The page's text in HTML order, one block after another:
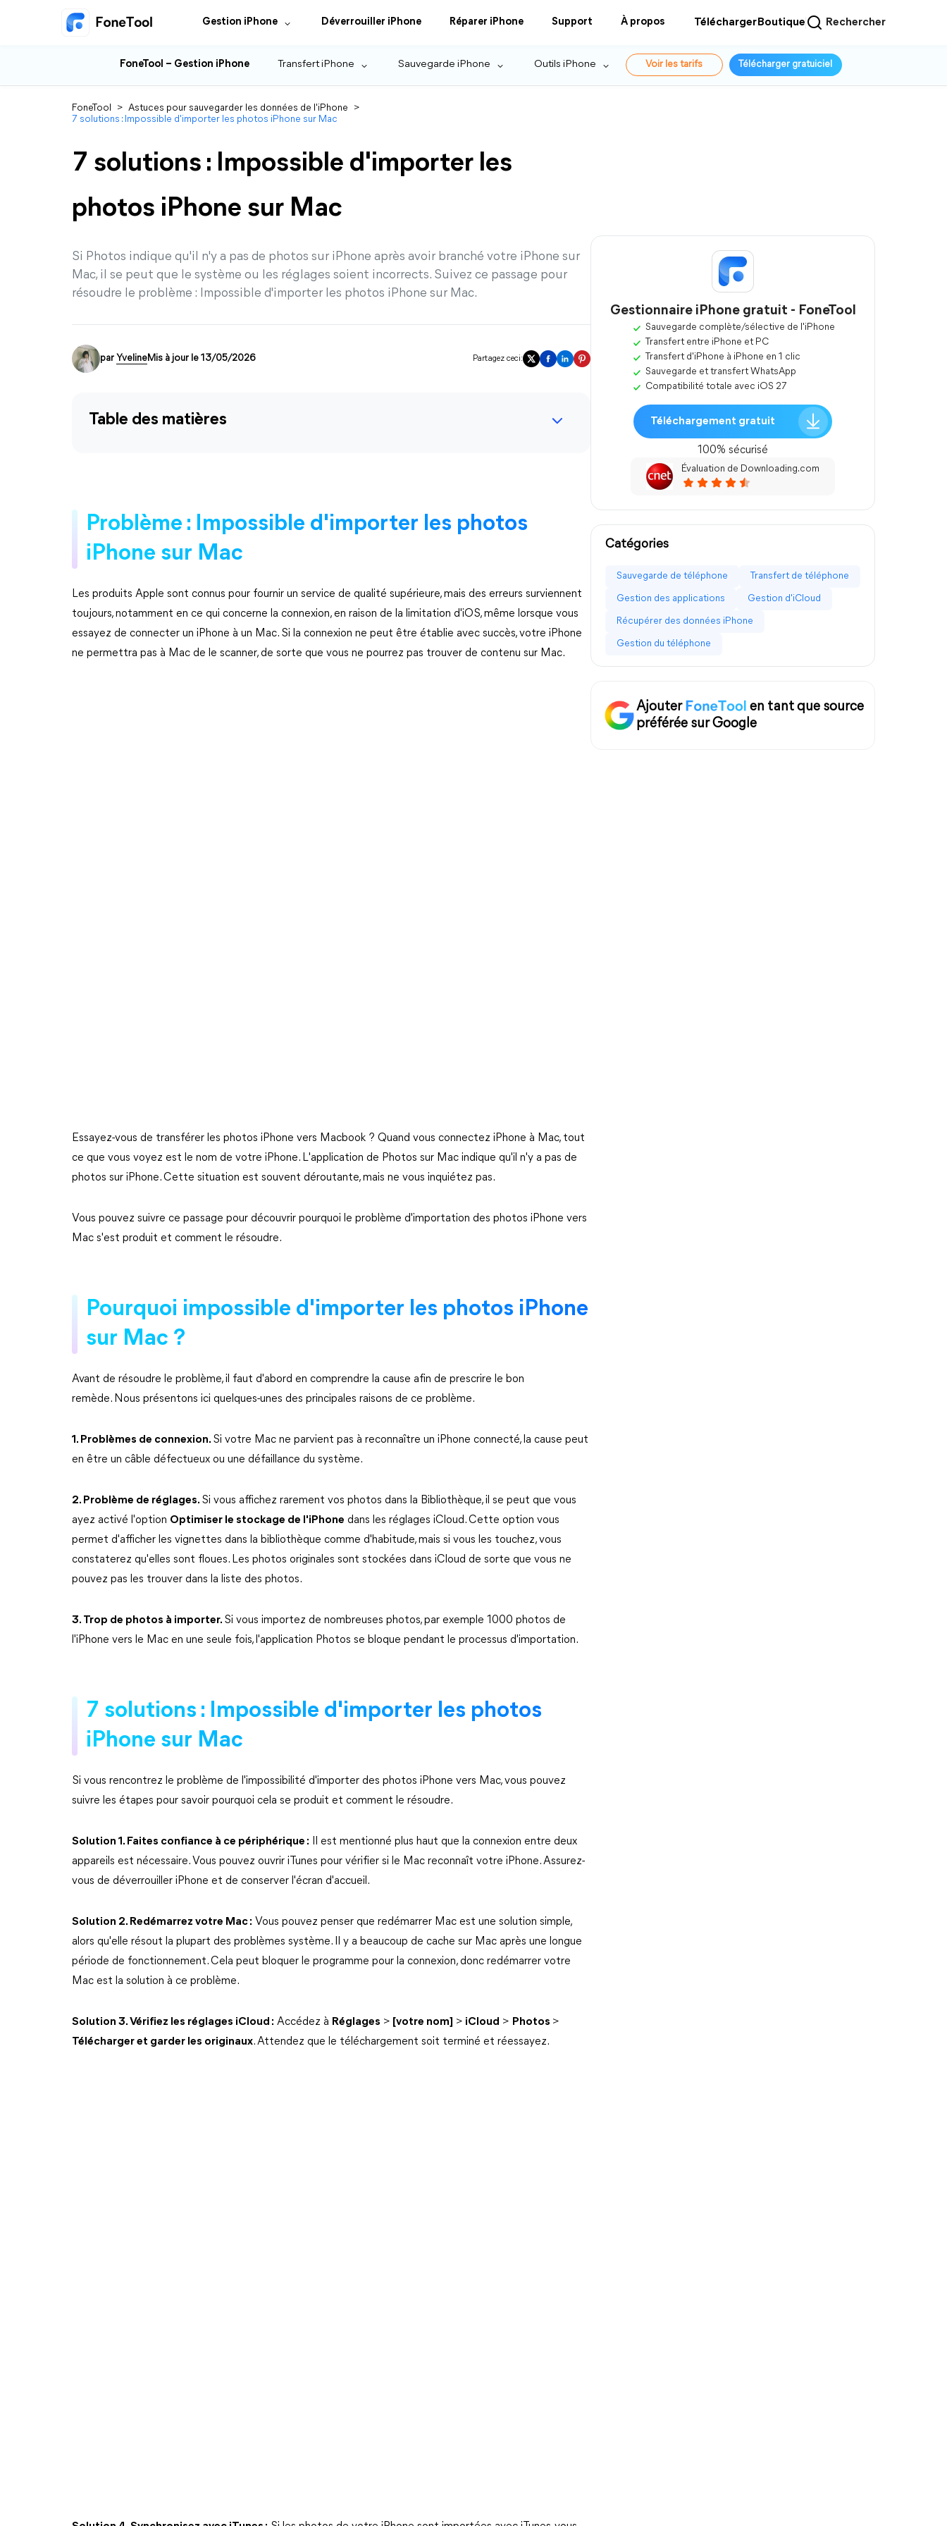
Gestion iPhone Déverrouiller iPhone Réparer iPhone Support À propos Télécharger Boutique Rechercher
FoneTool – Gestion iPhone Transfert iPhone Sauvegarde iPhone Outils iPhone Voir les tarifs Télécharger gratuiciel
FoneTool > Astuces pour sauvegarder les données de l'iPhone
>
7 solutions : Impossible d'importer les photos iPhone sur Mac
7 solutions : Impossible d'importer les
photos iPhone sur Mac
Si Photos indique qu'il n'y a pas de photos sur iPhone après avoir branché votre iPhone sur
Mac, il se peut que le système ou les réglages soient incorrects. Suivez ce passage pour
résoudre le problème : Impossible d'importer les photos iPhone sur Mac.
par YvelineMis à jour le 13/05/2026 Partagez ceci:
Table des matières
Problème : Impossible d'importer les photos
iPhone sur Mac
Les produits Apple sont connus pour fournir un service de qualité supérieure, mais des erreurs surviennent
toujours, notamment en ce qui concerne la connexion, en raison de la limitation d'iOS, même lorsque vous
essayez de connecter un iPhone à un Mac. Si la connexion ne peut être établie avec succès, votre iPhone
ne permettra pas à Mac de le scanner, de sorte que vous ne pourrez pas trouver de contenu sur Mac.
Essayez-vous de transférer les photos iPhone vers Macbook ? Quand vous connectez iPhone à Mac, tout
ce que vous voyez est le nom de votre iPhone. L'application de Photos sur Mac indique qu'il n'y a pas de
photos sur iPhone. Cette situation est souvent déroutante, mais ne vous inquiétez pas.
Vous pouvez suivre ce passage pour découvrir pourquoi le problème d'importation des photos iPhone vers
Mac s'est produit et comment le résoudre.
Pourquoi impossible d'importer les photos iPhone
sur Mac ?
Avant de résoudre le problème, il faut d'abord en comprendre la cause afin de prescrire le bon
remède. Nous présentons ici quelques-unes des principales raisons de ce problème.
1. Problèmes de connexion. Si votre Mac ne parvient pas à reconnaître un iPhone connecté, la cause peut
en être un câble défectueux ou une défaillance du système.
2. Problème de réglages. Si vous affichez rarement vos photos dans la Bibliothèque, il se peut que vous
ayez activé l'option Optimiser le stockage de l'iPhone dans les réglages iCloud. Cette option vous
permet d'afficher les vignettes dans la bibliothèque comme d'habitude, mais si vous les touchez, vous
constaterez qu'elles sont floues. Les photos originales sont stockées dans iCloud de sorte que vous ne
pouvez pas les trouver dans la liste des photos.
3. Trop de photos à importer. Si vous importez de nombreuses photos, par exemple 1000 photos de
l'iPhone vers le Mac en une seule fois, l'application Photos se bloque pendant le processus d'importation.
7 solutions : Impossible d'importer les photos
iPhone sur Mac
Si vous rencontrez le problème de l'impossibilité d'importer des photos iPhone vers Mac, vous pouvez
suivre les étapes pour savoir pourquoi cela se produit et comment le résoudre.
Solution 1. Faites confiance à ce périphérique : Il est mentionné plus haut que la connexion entre deux
appareils est nécessaire. Vous pouvez ouvrir iTunes pour vérifier si le Mac reconnaît votre iPhone. Assurez-
vous de déverrouiller iPhone et de conserver l'écran d'accueil.
Solution 2. Redémarrez votre Mac : Vous pouvez penser que redémarrer Mac est une solution simple,
alors qu'elle résout la plupart des problèmes système. Il y a beaucoup de cache sur Mac après une longue
période de fonctionnement. Cela peut bloquer le programme pour la connexion, donc redémarrer votre
Mac est la solution à ce problème.
Solution 3. Vérifiez les réglages iCloud : Accédez à Réglages > [votre nom] > iCloud > Photos >
Télécharger et garder les originaux. Attendez que le téléchargement soit terminé et réessayez.
Gestionnaire iPhone gratuit - FoneTool
Sauvegarde complète/sélective de l'iPhone
Transfert entre iPhone et PC
Transfert d'iPhone à iPhone en 1 clic
Sauvegarde et transfert WhatsApp
Compatibilité totale avec iOS 27
Téléchargement gratuit
100% sécurisé
Évaluation de Downloading.com
Catégories
Sauvegarde de téléphone Transfert de téléphone
Gestion des applications Gestion d'iCloud
Récupérer des données iPhone
Gestion du téléphone
Ajouter
en tant que source
préférée sur Google